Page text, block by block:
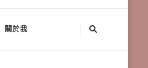
關於我